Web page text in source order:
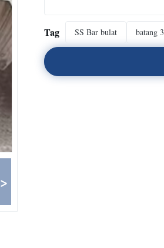
>
Tag SS Bar bulat batang